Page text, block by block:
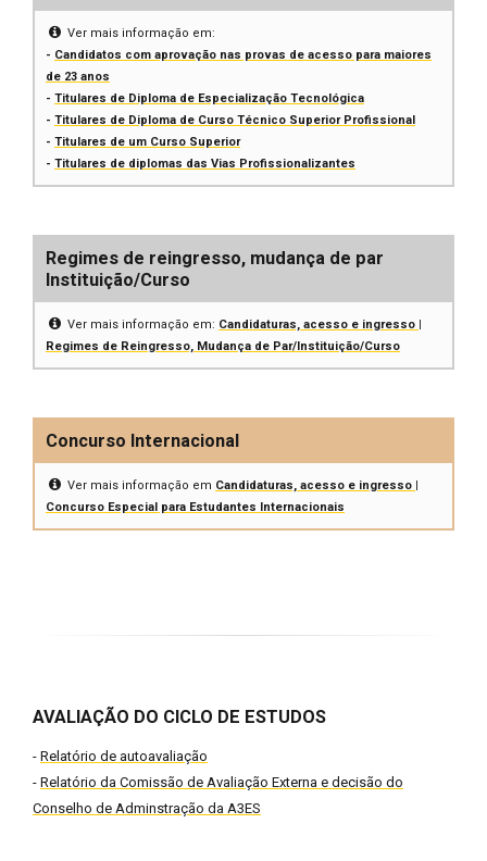
Ver mais informação em:
- Candidatos com aprovação nas provas de acesso para maiores
de 23 anos
- Titulares de Diploma de Especialização Tecnológica
- Titulares de Diploma de Curso Técnico Superior Profissional
- Titulares de um Curso Superior
- Titulares de diplomas das Vias Profissionalizantes
Regimes de reingresso, mudança de par
Instituição/Curso
Ver mais informação em: Candidaturas, acesso e ingresso |
Regimes de Reingresso, Mudança de Par/Instituição/Curso
Concurso Internacional
Ver mais informação em Candidaturas, acesso e ingresso |
Concurso Especial para Estudantes Internacionais
AVALIAÇÃO DO CICLO DE ESTUDOS
- Relatório de autoavaliação
- Relatório da Comissão de Avaliação Externa e decisão do
Conselho de Adminstração da A3ES